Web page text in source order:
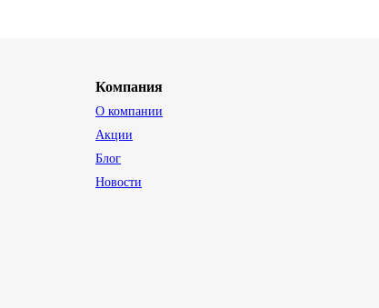
Компания
О компании
Акции
Блог
Новости